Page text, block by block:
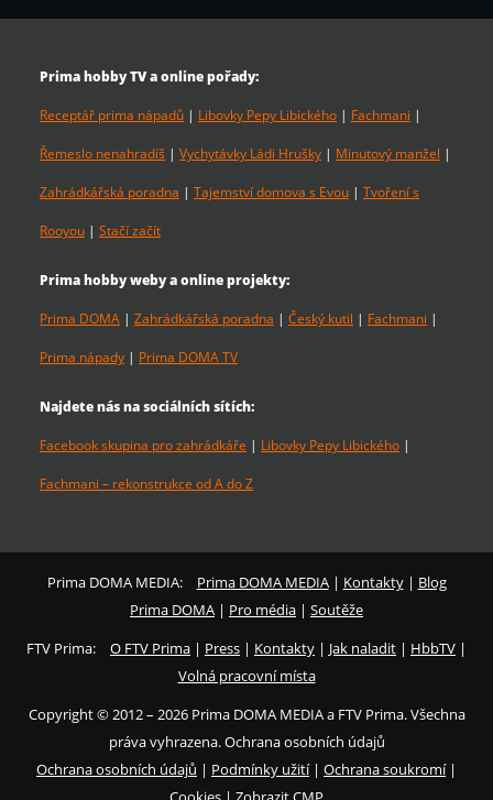
Prima hobby TV a online pořady:
Receptář prima nápadů | Libovky Pepy Libického | Fachmani |
Řemeslo nenahradíš | Vychytávky Ládi Hrušky | Minutový manžel |
Zahrádkářská poradna | Tajemství domova s Evou | Tvoření s
Rooyou | Stačí začít
Prima hobby weby a online projekty:
Prima DOMA | Zahrádkářská poradna | Český kutil | Fachmani |
Prima nápady | Prima DOMA TV
Najdete nás na sociálních sítích:
Facebook skupina pro zahrádkáře | Libovky Pepy Libického |
Fachmani – rekonstrukce od A do Z
Prima DOMA MEDIA: Prima DOMA MEDIA| Kontakty| Blog
Prima DOMA | Pro média | Soutěže
FTV Prima:
O FTV Prima | Press | Kontakty | Jak naladit | HbbTV |
Volná pracovní místa
Copyright © 2012 – 2026 Prima DOMA MEDIA a FTV Prima. Všechna
práva vyhrazena. Ochrana osobních údajů
Ochrana osobních údajů | Podmínky užití| Ochrana soukromí|